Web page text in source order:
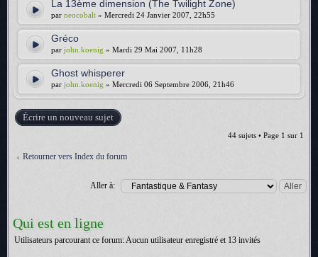
La 13ème dimension (The Twilight Zone)
par neocobalt » Mercredi 24 Janvier 2007, 22h55
Gréco
par john.koenig » Mardi 29 Mai 2007, 11h28
Ghost whisperer
par john.koenig » Mercredi 06 Septembre 2006, 21h46
Écrire un nouveau sujet
44 sujets • Page 1 sur 1
Retourner vers Index du forum
Aller à:
Qui est en ligne
Utilisateurs parcourant ce forum: Aucun utilisateur enregistré et 13 invités